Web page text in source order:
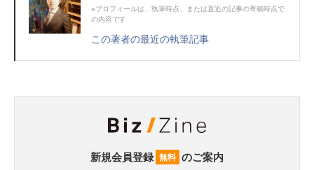
※プロフィールは、執筆時点、または直近の記事の寄稿時点で
の内容です
この著者の最近の執筆記事
新規会員登録 無料 のご案内